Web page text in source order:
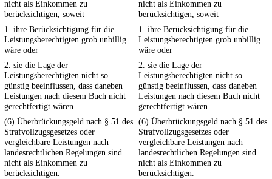
nicht als Einkommen zu
berücksichtigen, soweit
nicht als Einkommen zu
berücksichtigen, soweit
1. ihre Berücksichtigung für die
Leistungsberechtigten grob unbillig
wäre oder
1. ihre Berücksichtigung für die
Leistungsberechtigten grob unbillig
wäre oder
2. sie die Lage der
Leistungsberechtigten nicht so
günstig beeinflussen, dass daneben
Leistungen nach diesem Buch nicht
gerechtfertigt wären.
2. sie die Lage der
Leistungsberechtigten nicht so
günstig beeinflussen, dass daneben
Leistungen nach diesem Buch nicht
gerechtfertigt wären.
(6) Überbrückungsgeld nach § 51 des
Strafvollzugsgesetzes oder
vergleichbare Leistungen nach
landesrechtlichen Regelungen sind
nicht als Einkommen zu
berücksichtigen.
(6) Überbrückungsgeld nach § 51 des
Strafvollzugsgesetzes oder
vergleichbare Leistungen nach
landesrechtlichen Regelungen sind
nicht als Einkommen zu
berücksichtigen.